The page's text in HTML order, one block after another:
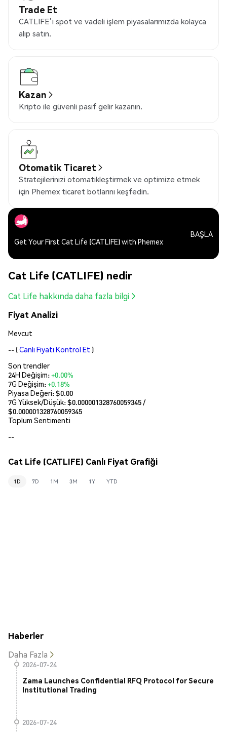
Trade Et
CATLIFE’i spot ve vadeli işlem piyasalarımızda kolayca
alıp satın.
Kazan
Kripto ile güvenli pasif gelir kazanın.
Otomatik Ticaret
Stratejilerinizi otomatikleştirmek ve optimize etmek
için Phemex ticaret botlarını keşfedin.
Get Your First Cat Life (CATLIFE) with Phemex
BAŞLA
Cat Life (CATLIFE) nedir
Cat Life hakkında daha fazla bilgi
Fiyat Analizi
Mevcut
-- (Canlı Fiyatı Kontrol Et )
Son trendler
24H Değişim:+0.00%
7G Değişim:+0.18%
Piyasa Değeri:$0.00
7G Yüksek/Düşük: $0.000001328760059345/
$0.000001328760059345
Toplum Sentimenti
--
Cat Life (CATLIFE) Canlı Fiyat Grafiği
1D 7D 1M 3M 1Y YTD
Haberler
Daha Fazla
2026-07-24
Zama Launches Confidential RFQ Protocol for Secure
Institutional Trading
2026-07-24